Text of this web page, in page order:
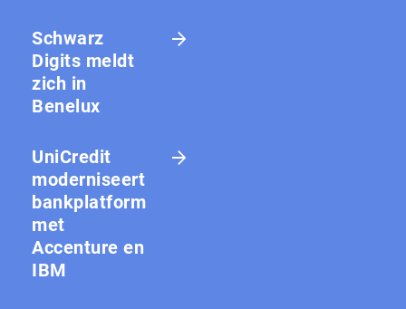
Schwarz
Digits meldt
zich in
Benelux
UniCredit
moderniseert
bankplatform
met
Accenture en
IBM